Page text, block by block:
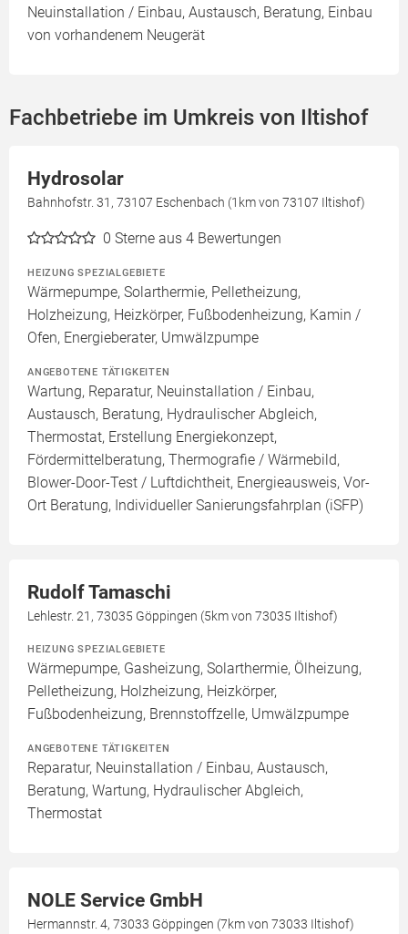
Neuinstallation / Einbau, Austausch, Beratung, Einbau
von vorhandenem Neugerät
Fachbetriebe im Umkreis von Iltishof
Hydrosolar
Bahnhofstr. 31, 73107 Eschenbach (1km von 73107 Iltishof)
0 Sterne aus 4 Bewertungen
HEIZUNG SPEZIALGEBIETE
Wärmepumpe, Solarthermie, Pelletheizung,
Holzheizung, Heizkörper, Fußbodenheizung, Kamin /
Ofen, Energieberater, Umwälzpumpe
ANGEBOTENE TÄTIGKEITEN
Wartung, Reparatur, Neuinstallation / Einbau,
Austausch, Beratung, Hydraulischer Abgleich,
Thermostat, Erstellung Energiekonzept,
Fördermittelberatung, Thermografie / Wärmebild,
Blower-Door-Test / Luftdichtheit, Energieausweis, Vor-
Ort Beratung, Individueller Sanierungsfahrplan (iSFP)
Rudolf Tamaschi
Lehlestr. 21, 73035 Göppingen (5km von 73035 Iltishof)
HEIZUNG SPEZIALGEBIETE
Wärmepumpe, Gasheizung, Solarthermie, Ölheizung,
Pelletheizung, Holzheizung, Heizkörper,
Fußbodenheizung, Brennstoffzelle, Umwälzpumpe
ANGEBOTENE TÄTIGKEITEN
Reparatur, Neuinstallation / Einbau, Austausch,
Beratung, Wartung, Hydraulischer Abgleich,
Thermostat
NOLE Service GmbH
Hermannstr. 4, 73033 Göppingen (7km von 73033 Iltishof)